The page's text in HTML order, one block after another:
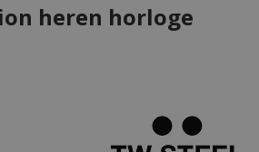
heren horloge